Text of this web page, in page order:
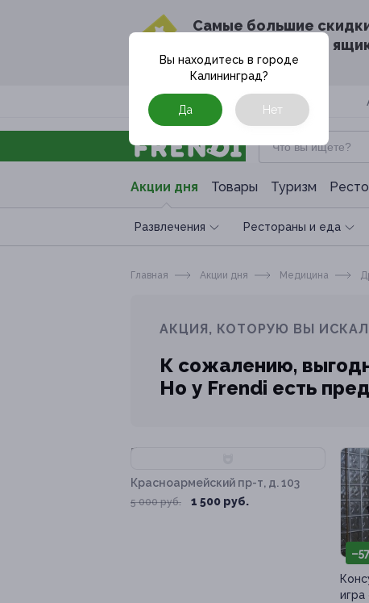
Cамые большие
в твоём почтовом
Москва
Акции дня Товары Туризм
Развлечения Рестораны и еда
Вы находитесь в городе
Калининград?
Да Нет
Главная Акции дня Медицина
АКЦИЯ, КОТОРУЮ ВЫ
К сожалению,
Но у Frendi есть
Красноармейский пр-т, д. 103
5 000 руб. 1 500 руб.
игра